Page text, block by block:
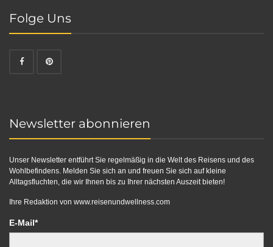
Folge Uns
Newsletter abonnieren
Unser Newsletter entführt Sie regelmäßig in die Welt des Reisens und des
Wohlbefindens. Melden Sie sich an und freuen Sie sich auf kleine
Alltagsfluchten, die wir Ihnen bis zu Ihrer nächsten Auszeit bieten!
Ihre Redaktion von www.reisenundwellness.com
E-Mail*